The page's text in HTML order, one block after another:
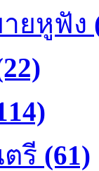
ยหูฟัง
รี (61)